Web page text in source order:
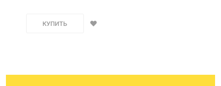
КУПИТЬ